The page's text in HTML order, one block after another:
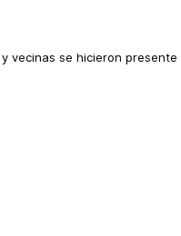
se hicieron